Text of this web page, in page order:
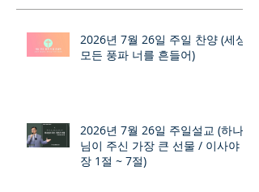
2026년 7월 26일 주일 찬양 (세상
모든 풍파 너를 흔들어)
2026년 7월 26일 주일설교 (하나
님이 주신 가장 큰 선물 / 이사야 9
장 1절 ~ 7절)